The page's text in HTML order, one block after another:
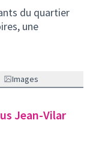
du quartier
une
Images
Jean-Vilar